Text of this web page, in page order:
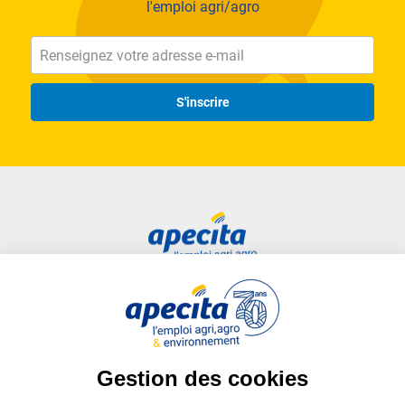
l'emploi agri/agro
S'inscrire
Liens utiles
Plan du site